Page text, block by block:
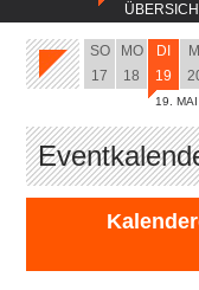
SO
17
MO
18
DI
19
19.
MI